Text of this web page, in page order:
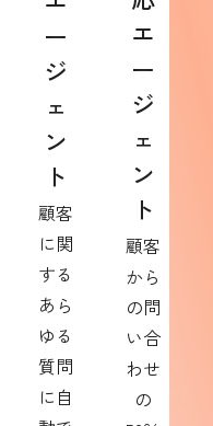
ー
ジ
ェ
ン
ト
顧客
に関
する
あら
ゆる
質問
に自
エ
ー
ジ
ェ
ン
ト
顧客
から
の問
い合
わせ
の